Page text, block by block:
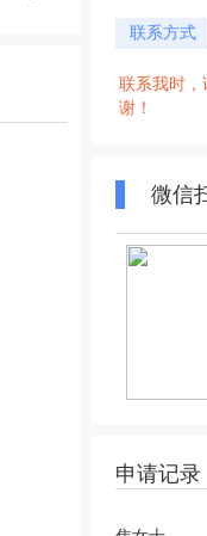
联系方式
联系我时，
谢！
微信
申请记录